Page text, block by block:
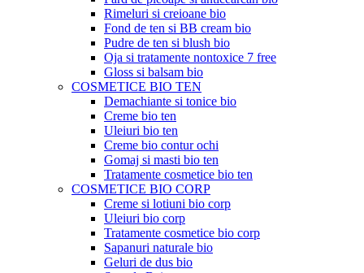
Rimeluri si creioane bio
Fond de ten si BB cream bio
Pudre de ten si blush bio
Oja si tratamente nontoxice 7 free
Gloss si balsam bio
COSMETICE BIO TEN
Demachiante si tonice bio
Creme bio ten
Uleiuri bio ten
Creme bio contur ochi
Gomaj si masti bio ten
Tratamente cosmetice bio ten
COSMETICE BIO CORP
Creme si lotiuni bio corp
Uleiuri bio corp
Tratamente cosmetice bio corp
Sapanuri naturale bio
Geluri de dus bio